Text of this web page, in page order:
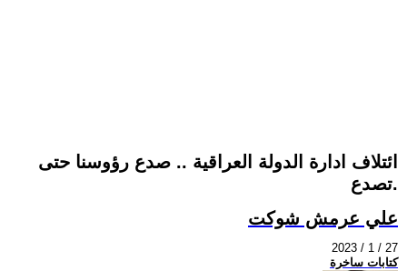
ائتلاف ادارة الدولة العراقية .. صدع رؤوسنا حتى
تصدع.
علي عرمش شوكت
2023 / 1 / 27
كتابات ساخرة